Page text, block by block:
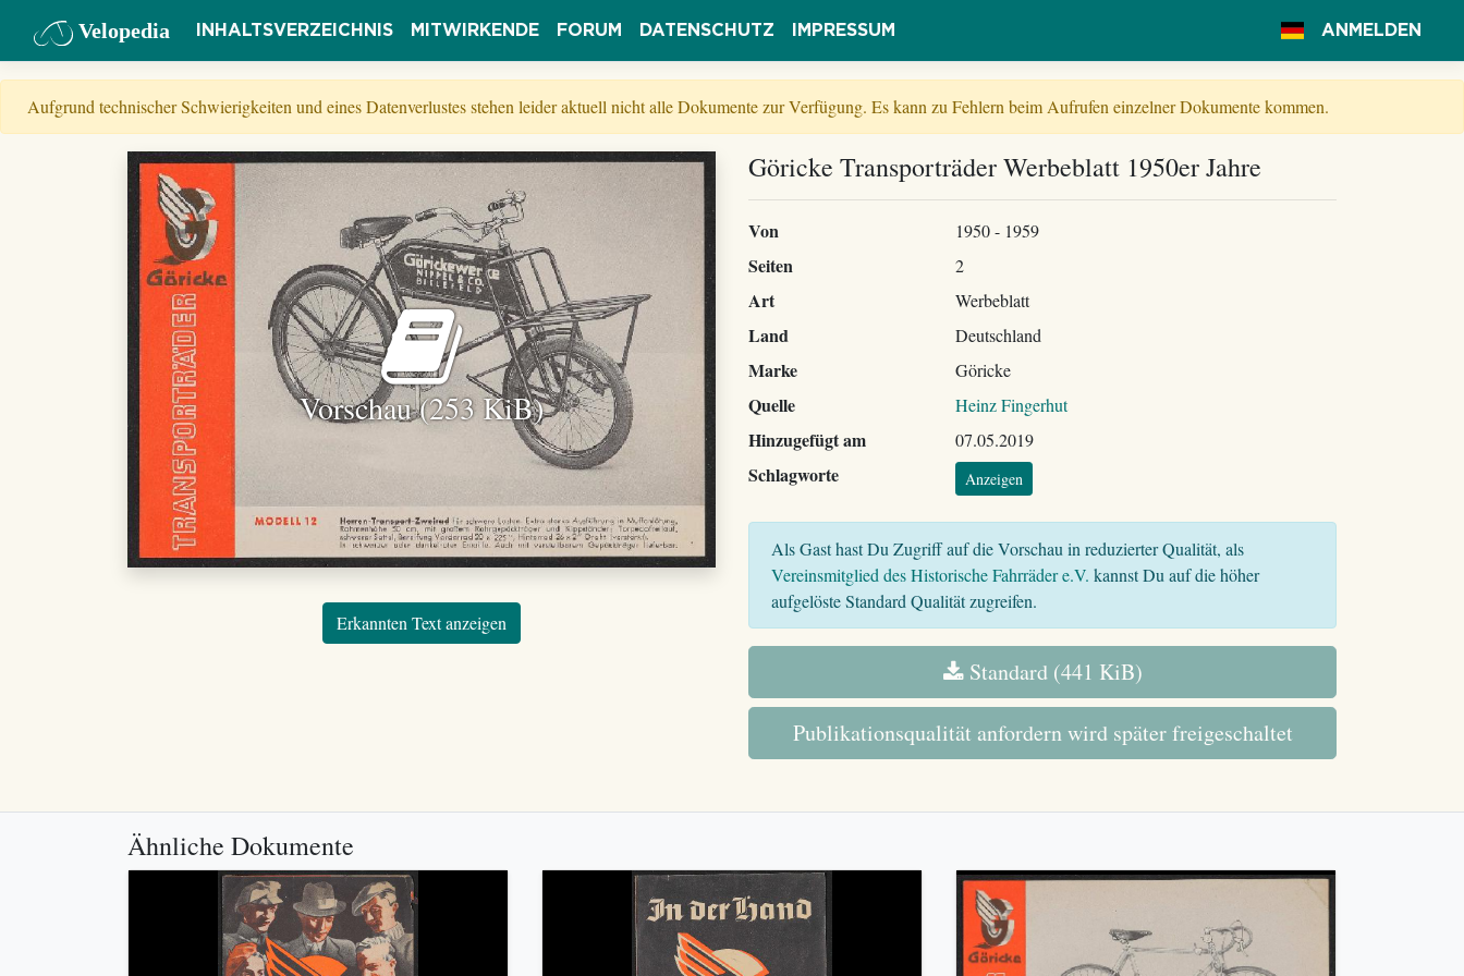
Velopedia INHALTSVERZEICHNIS MITWIRKENDE FORUM DATENSCHUTZ IMPRESSUM ANMELDEN
Aufgrund technischer Schwierigkeiten und eines Datenverlustes stehen leider aktuell nicht alle Dokumente zur Verfügung. Es kann zu Fehlern beim Aufrufen einzelner Dokumente kommen.
Vorschau (253 KiB)
Erkannten Text anzeigen
Göricke Transporträder Werbeblatt 1950er Jahre
Von 1950 - 1959
Seiten 2
Art Werbeblatt
Land Deutschland
Marke Göricke
Quelle Heinz Fingerhut
Hinzugefügt am 07.05.2019
Schlagworte Anzeigen
Als Gast hast Du Zugriff auf die Vorschau in reduzierter Qualität, als
Vereinsmitglied des Historische Fahrräder e.V. kannst Du auf die höher
aufgelöste Standard Qualität zugreifen.
Standard (441 KiB)
Publikationsqualität anfordern wird später freigeschaltet
Ähnliche Dokumente